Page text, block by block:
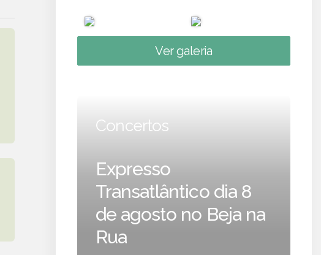
Ver galeria
Concertos
Expresso
Transatlântico dia 8
de agosto no Beja na
Rua